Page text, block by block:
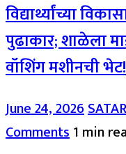
विद्यार्थ्यांच्या
पुढाकार; शाळेला
वॉशिंग मशीनची भेट!
June 24, 2026
Comments1 min